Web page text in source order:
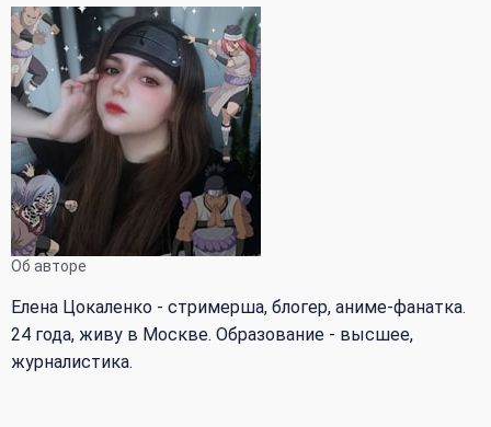
Об авторе
Елена Цокаленко - стримерша, блогер, аниме-фанатка.
24 года, живу в Москве. Образование - высшее,
журналистика.